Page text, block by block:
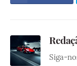
Siga-